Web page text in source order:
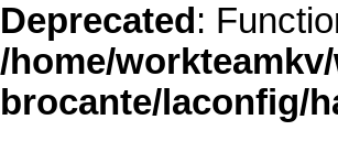
Deprecated :
/home/
brocante/laconfig/